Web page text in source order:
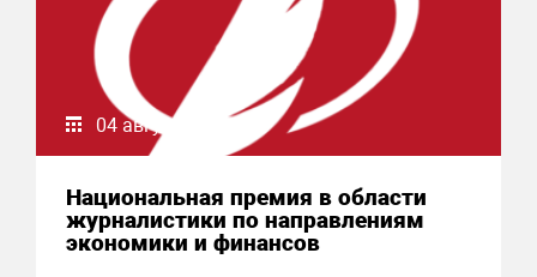
04 августа 2026
Национальная премия в области
журналистики по направлениям
экономики и финансов